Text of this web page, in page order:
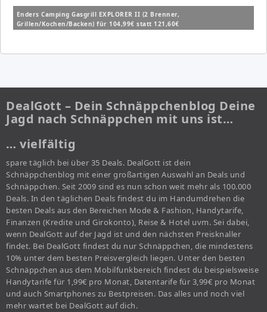
Enders Camping Gasgrill EXPLORER II (2 Brenner,
Grillen/Kochen/Backen) für 104,99€ statt 121,60€
DealGott – Dein Schnäppchenblog Deine
Jagd nach Schnäppchen mit uns ist…
… vielfältig
spare täglich bei über 35 Deals. DealGott ist dein
Schnäppchenblog mit einer großartigen Auswahl an Deals und
Schnäppchen. Seit 2009 sind es nun schon weit mehr als 100.000
Deals. In den täglichen Deals findest du im Handumdrehen die
besten Deals aus den Bereichen Mode & Fashion, Handytarife,
Finanzen (Kredite und Girokonto), Reise & Hotel uvm. Sei dabei,
wenn DealGott auf der Jagd ist und den nächsten Preisknaller
findet. Bei DealGott findest du nur Schnäppchen, die mindestens
10% unter dem besten Preisvergleich liegen. Unter den besten
Schnäppchen aus dem Mobilfunkbereich findest du beispielsweise
Handytarife für 1,99€ pro Monat, Datentarife für 3,99€ pro Monat
und auch Smartphones zu Bestpreisen. Das alles und noch viel
mehr wartet bei DealGott auf dich.